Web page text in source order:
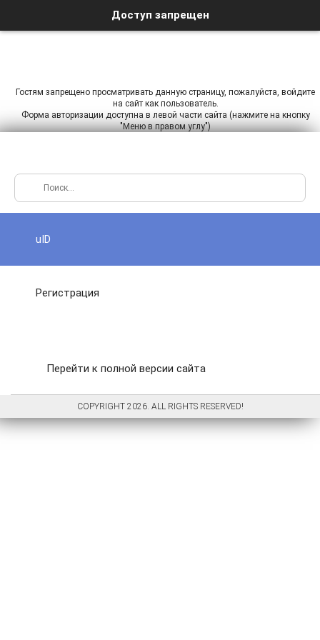
Доступ запрещен
Гостям запрещено просматривать данную страницу, пожалуйста, войдите
на сайт как пользователь.
Форма авторизации доступна в левой части сайта (нажмите на кнопку
"Меню в правом углу")
uID
Регистрация
Перейти к полной версии сайта
COPYRIGHT 2026. ALL RIGHTS RESERVED!